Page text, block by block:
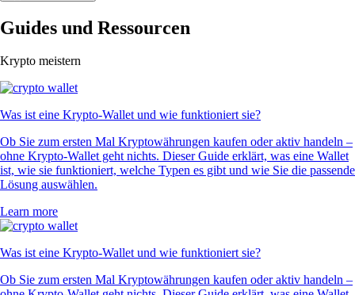
Guides und Ressourcen
Krypto meistern
Was ist eine Krypto-Wallet und wie funktioniert sie?
Ob Sie zum ersten Mal Kryptowährungen kaufen oder aktiv handeln –
ohne Krypto-Wallet geht nichts. Dieser Guide erklärt, was eine Wallet
ist, wie sie funktioniert, welche Typen es gibt und wie Sie die passende
Lösung auswählen.
Learn more
Was ist eine Krypto-Wallet und wie funktioniert sie?
Ob Sie zum ersten Mal Kryptowährungen kaufen oder aktiv handeln –